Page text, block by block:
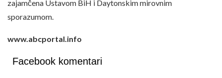
zajamčena Ustavom BiH i Daytonskim mirovnim
sporazumom.
www.abcportal.info
Facebook komentari